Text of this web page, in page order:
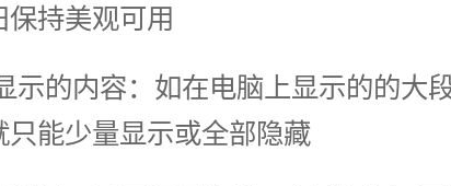
持美观可用
示的内容：如在电脑上显示的的大
能少量显示或全部隐藏